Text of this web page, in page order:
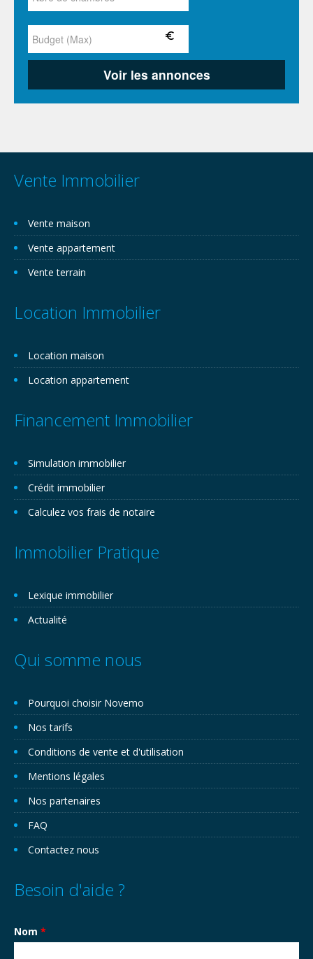
Vente Immobilier
Vente maison
Vente appartement
Vente terrain
Location Immobilier
Location maison
Location appartement
Financement Immobilier
Simulation immobilier
Crédit immobilier
Calculez vos frais de notaire
Immobilier Pratique
Lexique immobilier
Actualité
Qui somme nous
Pourquoi choisir Novemo
Nos tarifs
Conditions de vente et d'utilisation
Mentions légales
Nos partenaires
FAQ
Contactez nous
Besoin d'aide ?
Nom *